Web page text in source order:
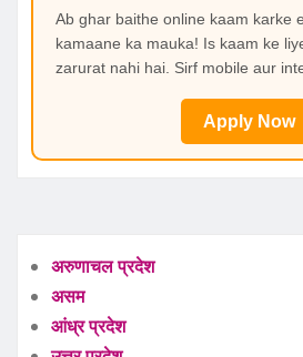
Ab ghar baithe online kaam karke
kamaane ka mauka! Is kaam ke
zarurat nahi hai. Sirf mobile aur
Apply Now
अरुणाचल प्रदेश
असम
आंध्र प्रदेश